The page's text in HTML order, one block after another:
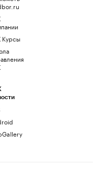
Курсы